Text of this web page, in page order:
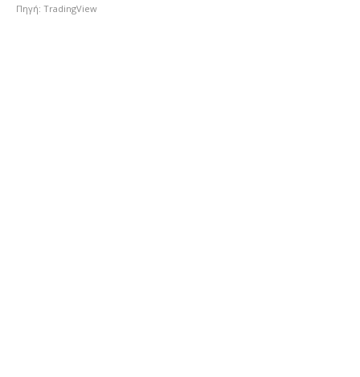
Πηγή: TradingView